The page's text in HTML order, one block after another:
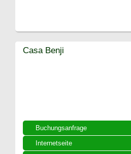
Buchungsanfrage
Internetseite
Casa Benji